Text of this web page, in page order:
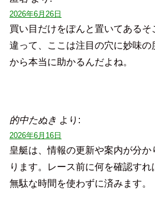
2026年6月26日
買い目だけをぽんと置いてあるそ
違って、ここは注目の穴に妙味の
から本当に助かるんだよね。
的中たぬき より:
2026年6月16日
皇艇は、情報の更新や案内が分か
ります。レース前に何を確認すれ
無駄な時間を使わずに済みます。